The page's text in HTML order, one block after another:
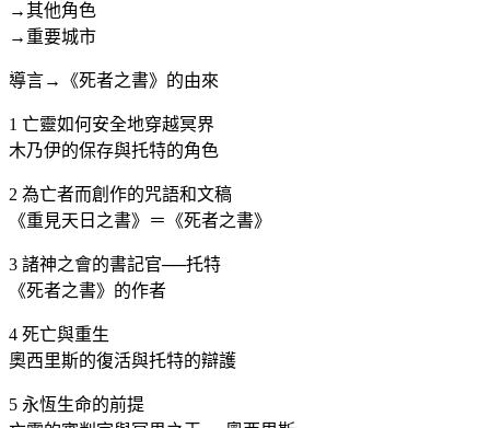
→其他角色
→重要城市
導言→《死者之書》的由來
1 亡靈如何安全地穿越冥界
木乃伊的保存與托特的角色
2 為亡者而創作的咒語和文稿
《重見天日之書》＝《死者之書》
3 諸神之會的書記官──托特
《死者之書》的作者
4 死亡與重生
奧西里斯的復活與托特的辯護
5 永恆生命的前提